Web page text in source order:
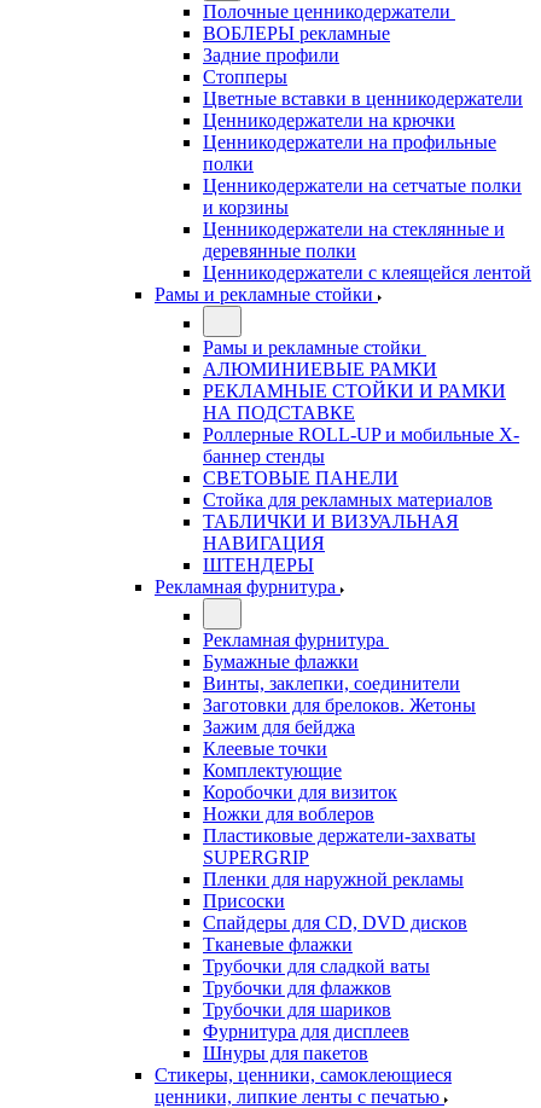
Полочные ценникодержатели
ВОБЛЕРЫ рекламные
Задние профили
Стопперы
Цветные вставки в ценникодержатели
Ценникодержатели на крючки
Ценникодержатели на профильные
полки
Ценникодержатели на сетчатые полки
и корзины
Ценникодержатели на стеклянные и
деревянные полки
Ценникодержатели с клеящейся лентой
Рамы и рекламные стойки
Рамы и рекламные стойки
АЛЮМИНИЕВЫЕ РАМКИ
РЕКЛАМНЫЕ СТОЙКИ И РАМКИ
НА ПОДСТАВКЕ
Роллерные ROLL-UP и мобильные X-
баннер стенды
СВЕТОВЫЕ ПАНЕЛИ
Стойка для рекламных материалов
ТАБЛИЧКИ И ВИЗУАЛЬНАЯ
НАВИГАЦИЯ
ШТЕНДЕРЫ
Рекламная фурнитура
Рекламная фурнитура
Бумажные флажки
Винты, заклепки, соединители
Заготовки для брелоков. Жетоны
Зажим для бейджа
Клеевые точки
Комплектующие
Коробочки для визиток
Ножки для воблеров
Пластиковые держатели-захваты
SUPERGRIP
Пленки для наружной рекламы
Присоски
Спайдеры для CD, DVD дисков
Тканевые флажки
Трубочки для сладкой ваты
Трубочки для флажков
Трубочки для шариков
Фурнитура для дисплеев
Шнуры для пакетов
Стикеры, ценники, самоклеющиеся
ценники, липкие ленты с печатью